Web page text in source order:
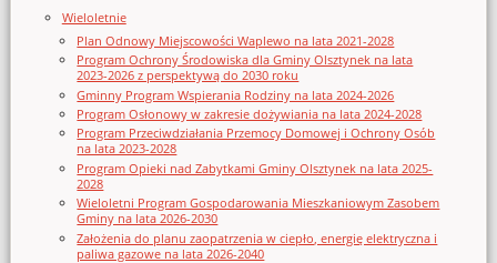
Wieloletnie
Plan Odnowy Miejscowości Waplewo na lata 2021-2028
Program Ochrony Środowiska dla Gminy Olsztynek na lata
2023-2026 z perspektywą do 2030 roku
Gminny Program Wspierania Rodziny na lata 2024-2026
Program Osłonowy w zakresie dożywiania na lata 2024-2028
Program Przeciwdziałania Przemocy Domowej i Ochrony Osób
na lata 2023-2028
Program Opieki nad Zabytkami Gminy Olsztynek na lata 2025-
2028
Wieloletni Program Gospodarowania Mieszkaniowym Zasobem
Gminy na lata 2026-2030
Założenia do planu zaopatrzenia w ciepło, energię elektryczna i
paliwa gazowe na lata 2026-2040